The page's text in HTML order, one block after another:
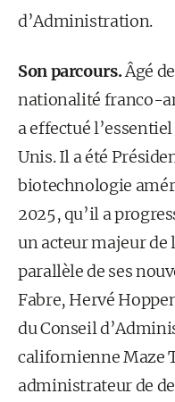
d’Administration.
Son parcours.Âgé
nationalité franco-
a effectué
Unis. Il a été
biotechnologie
2025, qu’il a
un acteur majeur
parallèle de ses
Fabre, Hervé
du Conseil
californienne Maze
administrateur de